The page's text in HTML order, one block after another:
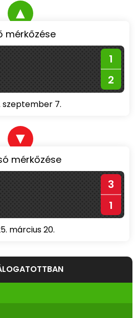
▲
mérkőzése
1
2
szeptember 7.
▼
mérkőzése
3
1
március 20.